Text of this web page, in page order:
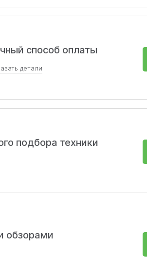
способ оплаты
детали
на гибридные устройства,
для салона и карты памяти.
подбора техники
обзорами